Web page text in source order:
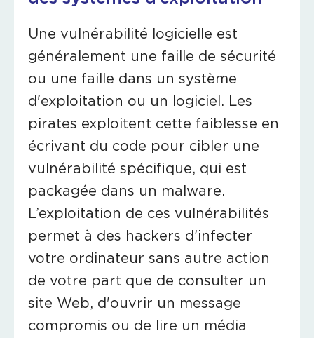
Une vulnérabilité logicielle est
généralement une faille de sécurité
ou une faille dans un système
d'exploitation ou un logiciel. Les
pirates exploitent cette faiblesse en
écrivant du code pour cibler une
vulnérabilité spécifique, qui est
packagée dans un malware.
L’exploitation de ces vulnérabilités
permet à des hackers d’infecter
votre ordinateur sans autre action
de votre part que de consulter un
site Web, d'ouvrir un message
compromis ou de lire un média